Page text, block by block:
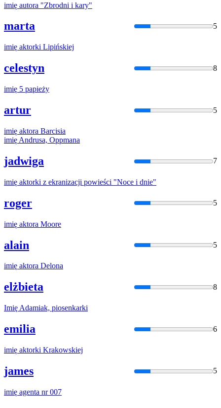
imię autora "Zbrodni i kary"
marta 5
imię aktorki Lipińskiej
celestyn 8
imię 5 papieży
artur 5
imię aktora Barcisia
imię Andrusa, Oppmana
jadwiga 7
imię aktorki z ekranizacji powieści "Noce i dnie"
roger 5
imię aktora Moore
alain 5
imię aktora Delona
elżbieta 8
Imię Adamiak, piosenkarki
emilia 6
imię aktorki Krakowskiej
james 5
imię agenta nr 007